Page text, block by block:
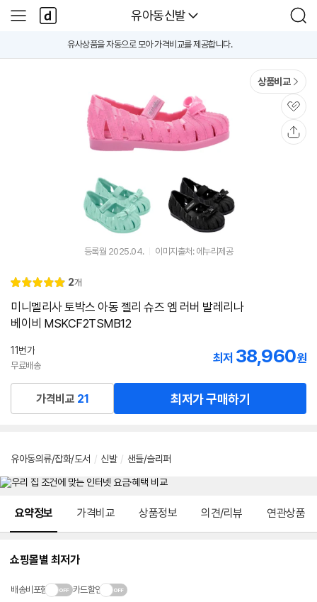
다나와
유아동신발
검
사
다
나
인
i
유사상품을 자동으로 모아 가격비교를 제공합니다.
상품비교
관
심
등록월 2025.04. 이미지출처: 에누리제공
별
5.
리
2개
미니멜리사 토박스 아동 젤리 슈즈 엠 러버 발레리나
베이비 MSKCF2TSMB12
11번가
무료배송
최저 38,960원
가격비교 21 최저가 구매하기
유아동의류/잡화/도서 / 신발 / 샌들/슬리퍼
요약정보 가격비교 상품정보 의견/리뷰 연관상품
쇼핑몰별 최저가
배송비포함 카드할인